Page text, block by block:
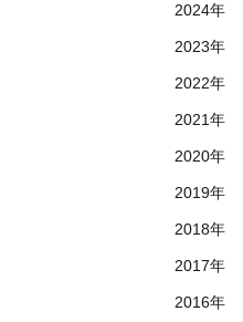
2024年
2023年
2022年
2021年
2020年
2019年
2018年
2017年
2016年